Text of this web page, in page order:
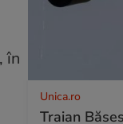
Unica.ro
Traian